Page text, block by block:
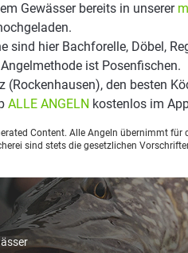
Gewässer bereits in unserer
sind hier Bachforelle, Döbel,
ist Posenfischen.
den besten
ALLE ANGELN kostenlos im
Content. Alle Angeln übernimmt
sind stets die gesetzlichen